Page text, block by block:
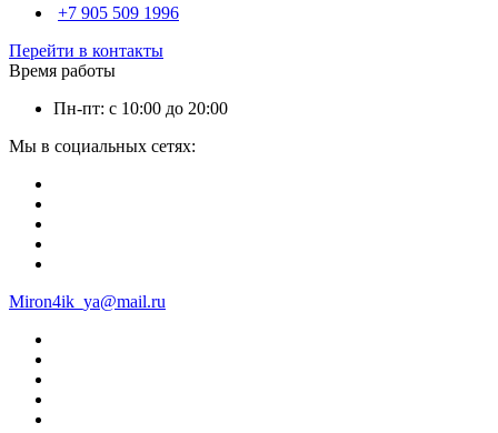
+7 905 509 1996
Перейти в контакты
Время работы
Пн-пт: с 10:00 до 20:00
Мы в социальных сетях:
Miron4ik_ya@mail.ru